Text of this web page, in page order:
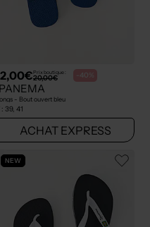
Prix boutique :
20,00€ -40%
- Bout ouvert bleu
: 39, 41
ACHAT EXPRESS
NEW